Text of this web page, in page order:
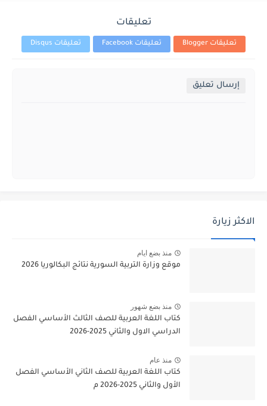
تعليقات
تعليقات Blogger تعليقات Facebook تعليقات Disqus
إرسال تعليق
الاكثر زيارة
منذ بضع ايام
موقع وزارة التربية السورية نتائج البكالوريا 2026
منذ بضع شهور
كتاب اللغة العربية للصف الثالث الأساسي الفصل
الدراسي الاول والثاني 2025-2026
منذ عام
كتاب اللغة العربية للصف الثاني الأساسي الفصل
الأول والثاني 2025-2026 م